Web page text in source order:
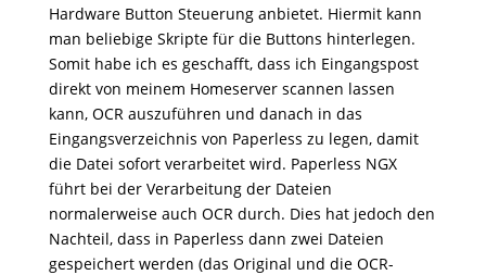
Hardware Button Steuerung anbietet. Hiermit kann
man beliebige Skripte für die Buttons hinterlegen.
Somit habe ich es geschafft, dass ich Eingangspost
direkt von meinem Homeserver scannen lassen
kann, OCR auszuführen und danach in das
Eingangsverzeichnis von Paperless zu legen, damit
die Datei sofort verarbeitet wird. Paperless NGX
führt bei der Verarbeitung der Dateien
normalerweise auch OCR durch. Dies hat jedoch den
Nachteil, dass in Paperless dann zwei Dateien
gespeichert werden (das Original und die OCR-